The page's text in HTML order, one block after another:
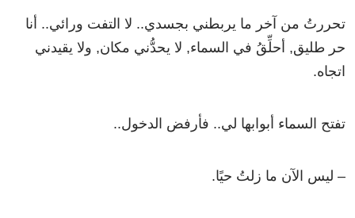
تحررتُ من آخر ما يربطني بجسدي.. لا التفت ورائي.. أنا
حر طليق, أحلِّقُ في السماء, لا يحدُّني مكان, ولا يقيدني
اتجاه.
تفتح السماء أبوابها لي.. فأرفض الدخول..
– ليس الآن ما زلتُ حيًا.